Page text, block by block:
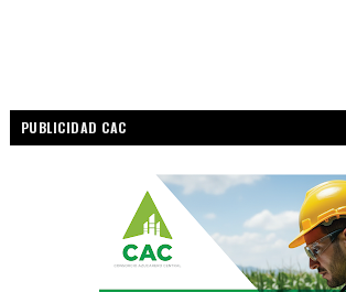
PUBLICIDAD CAC